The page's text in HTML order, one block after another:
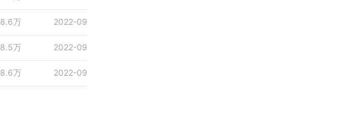
8.6万 2022-09
8.5万 2022-09
8.6万 2022-09